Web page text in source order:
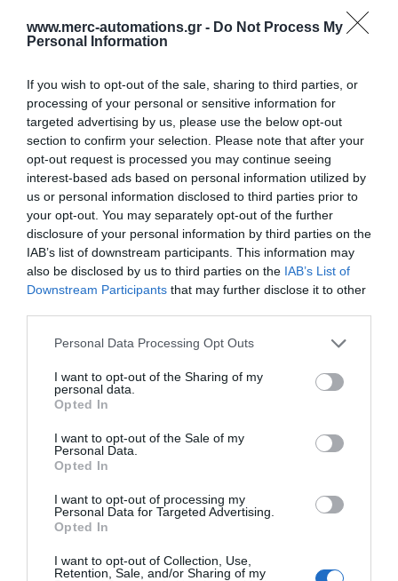
www.merc-automations.gr - Do Not Process My
Personal Information
If you wish to opt-out of the sale, sharing to third parties, or
processing of your personal or sensitive information for
targeted advertising by us, please use the below opt-out
section to confirm your selection. Please note that after your
opt-out request is processed you may continue seeing
interest-based ads based on personal information utilized by
us or personal information disclosed to third parties prior to
your opt-out. You may separately opt-out of the further
disclosure of your personal information by third parties on the
IAB’s list of downstream participants. This information may
also be disclosed by us to third parties on the IAB’s List of
Downstream Participants that may further disclose it to other
Personal Data Processing Opt Outs
I want to opt-out of the Sharing of my
personal data.
Opted In
I want to opt-out of the Sale of my
Personal Data.
Opted In
I want to opt-out of processing my
Personal Data for Targeted Advertising.
Opted In
I want to opt-out of Collection, Use,
Retention, Sale, and/or Sharing of my
Γίνε ο πρώτος που θα αξιολόγησει αυτό το προϊόν
Αυτοματισμός για συρόμενα μοτέρ έως 1200W
OVERVIEW